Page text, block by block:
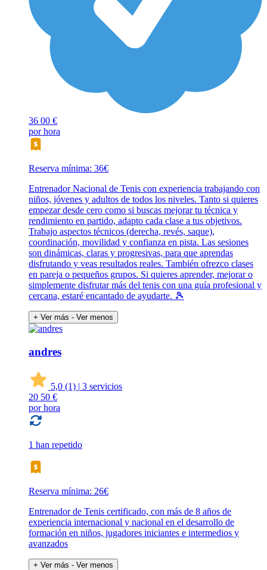
36 00 €
por hora
Reserva mínima: 36€
Entrenador Nacional de Tenis con experiencia trabajando con
niños, jóvenes y adultos de todos los niveles. Tanto si quieres
empezar desde cero como si buscas mejorar tu técnica y
rendimiento en partido, adapto cada clase a tus objetivos.
Trabajo aspectos técnicos (derecha, revés, saque),
coordinación, movilidad y confianza en pista. Las sesiones
son dinámicas, claras y progresivas, para que aprendas
disfrutando y veas resultados reales. También ofrezco clases
en pareja o pequeños grupos. Si quieres aprender, mejorar o
simplemente disfrutar más del tenis con una guía profesional y
cercana, estaré encantado de ayudarte. 🎾
+ Ver más - Ver menos
andres
5,0 (1) | 3 servicios
20 50 €
por hora
1 han repetido
Reserva mínima: 26€
Entrenador de Tenis certificado, con más de 8 años de
experiencia internacional y nacional en el desarrollo de
formación en niños, jugadores iniciantes e intermedios y
avanzados
+ Ver más - Ver menos